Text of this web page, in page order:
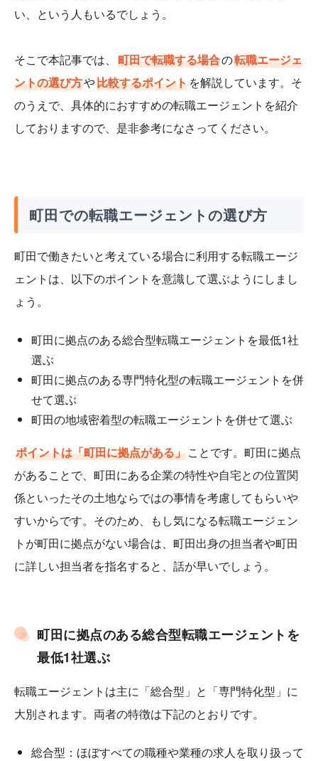
い、という人もいるでしょう。
そこで本記事では、 町田で転職する場合の転職エージェ
ントの選び方や比較するポイントを解説しています。そ
のうえで、具体的におすすめの転職エージェントを紹介
しておりますので、是非参考になさってください。
町田での転職エージェントの選び方
町田で働きたいと考えている場合に利用する転職エージ
ェントは、以下のポイントを意識して選ぶようにしまし
ょう。
町田に拠点のある総合型転職エージェントを最低1社
選ぶ
町田に拠点のある専門特化型の転職エージェントを併
せて選ぶ
町田の地域密着型の転職エージェントを併せて選ぶ
ポイントは「町田に拠点がある」ことです。町田に拠点
があることで、町田にある企業の特性や自宅との位置関
係といったその土地ならではの事情を考慮してもらいや
すいからです。そのため、もし気になる転職エージェン
トが町田に拠点がない場合は、町田出身の担当者や町田
に詳しい担当者を指名すると、話が早いでしょう。
町田に拠点のある総合型転職エージェントを
最低1社選ぶ
転職エージェントは主に「総合型」と「専門特化型」に
大別されます。両者の特徴は下記のとおりです。
総合型：ほぼすべての職種や業種の求人を取り扱って